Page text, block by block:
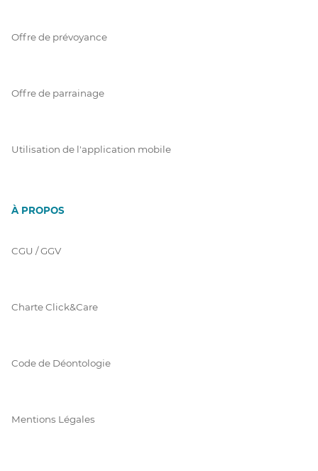
Offre de prévoyance
Offre de parrainage
Utilisation de l'application mobile
À PROPOS
CGU / GGV
Charte Click&Care
Code de Déontologie
Mentions Légales